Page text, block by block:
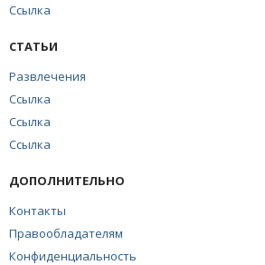
Ссылка
СТАТЬИ
Развлечения
Ссылка
Ссылка
Ссылка
ДОПОЛНИТЕЛЬНО
Контакты
Правообладателям
Конфиденциальность